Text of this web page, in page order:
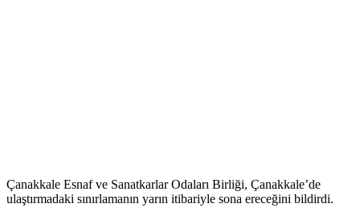
Çanakkale Esnaf ve Sanatkarlar Odaları Birliği, Çanakkale’de
ulaştırmadaki sınırlamanın yarın itibariyle sona ereceğini bildirdi.